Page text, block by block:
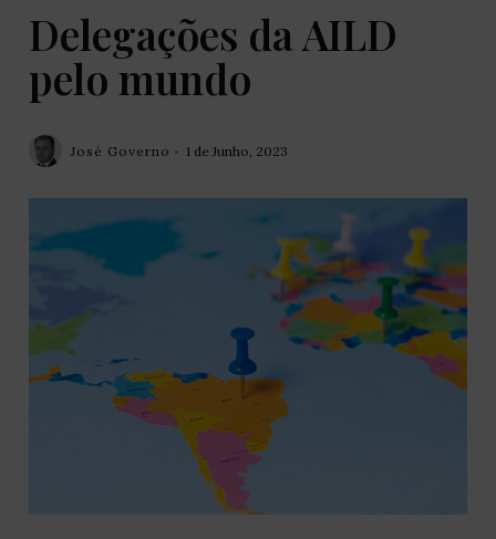
Delegações da AILD
pelo mundo
José Governo 1 de Junho, 2023